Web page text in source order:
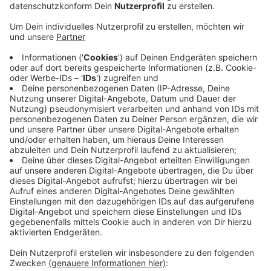
Veröffentlicht:Montag, 02.02.2026 13:46
Das hat heute das Bistum Münster bekannt gegeben.
Der Priester war demnach bisher in den Gemeinden St.
Irmgardis Haldern, St. Quirinus Millingen und Rees tätig.
Nach der Eröffnung des Strafverfahrens im August
hatte das Bistum Münster ihn sofort vom Dienst
freigestellt. Bis zum Abschluss des laufenden
kirchenrechtlichen Verfahrens gelten weiterhin alle
Vorsichtsmaßnahmen: Der Priester darf keine
priesterlichen oder seelsorglichen Aufgaben
wahrnehmen, Rees nicht betreten und keinen Kontakt
zur betroffenen Person haben.
Anzeige